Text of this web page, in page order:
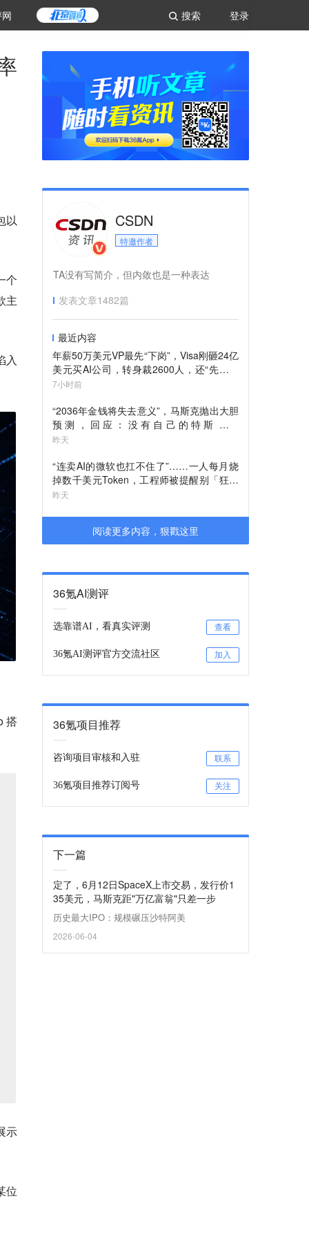
登录
搜索
以
个
主
入
搭
示
位
CSDN
特邀作者
TA没有写简介，但内敛也是一种表达
发表文章1482篇
最近内容
年薪50万美元VP最先“下岗”，Visa刚砸24亿
美元买AI公司，转身裁2600人，还“先砍高
管”？
7小时前
“2036年金钱将失去意义”，马斯克抛出大胆
预测，回应：没有自己的特斯拉与
SpaceX、创办OpenAI的初衷
昨天
“连卖AI的微软也扛不住了”……一人每月烧
掉数千美元Token，工程师被提醒别「狂刷
Token」，并开始对AI消耗“限额”
昨天
阅读更多内容，狠戳这里
36氪AI测评
选靠谱AI，看真实评测 查看
36氪AI测评官方交流社区 加入
36氪项目推荐
咨询项目审核和入驻 联系
36氪项目推荐订阅号 关注
下一篇
定了，6月12日SpaceX上市交易，发行价1
35美元，马斯克距"万亿富翁"只差一步
历史最大IPO：规模碾压沙特阿美
2026-06-04